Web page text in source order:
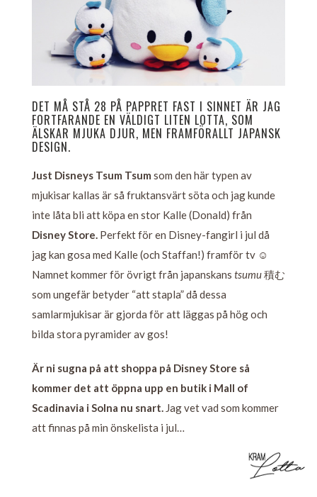
DET MÅ STÅ 28 PÅ PAPPRET FAST I SINNET ÄR JAG
FORTFARANDE EN VÄLDIGT LITEN LOTTA, SOM
ÄLSKAR MJUKA DJUR, MEN FRAMFÖRALLT JAPANSK
DESIGN.
Just Disneys Tsum Tsum som den här typen av
mjukisar kallas är så fruktansvärt söta och jag kunde
inte låta bli att köpa en stor Kalle (Donald) från
Disney Store. Perfekt för en Disney-fangirl i jul då
jag kan gosa med Kalle (och Staffan!) framför tv ☺️
Namnet kommer för övrigt från japanskans tsumu積む
som ungefär betyder “att stapla” då dessa
samlarmjukisar är gjorda för att läggas på hög och
bilda stora pyramider av gos!
Är ni sugna på att shoppa på Disney Store så
kommer det att öppna upp en butik i Mall of
Scadinavia i Solna nu snart. Jag vet vad som kommer
att finnas på min önskelista i jul…